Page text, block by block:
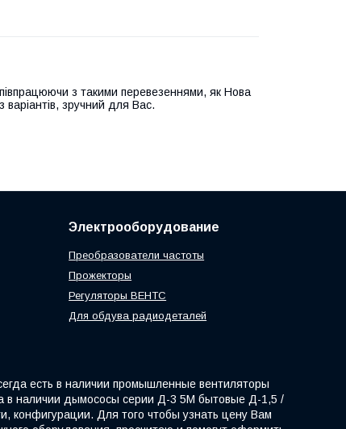
з такими перевезеннями, як Нова
варіантів, зручний для Вас.
Электрооборудование
Преобразователи частоты
Прожекторы
Регуляторы ВЕНТС
Для обдува радиодеталей
есть в наличии промышленные вентиляторы
в наличии дымососы серии Д-3 5М бытовые Д-1,5 /
конфигурации. Для того чтобы узнать цену Вам